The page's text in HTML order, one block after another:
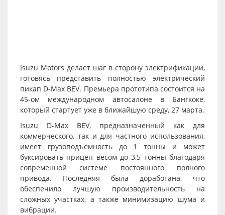
Isuzu Motors делает шаг в сторону электрификации,
готовясь представить полностью электрический
пикап D-Max BEV. Премьера прототипа состоится на
45-ом международном автосалоне в Бангкоке,
который стартует уже в ближайшую среду, 27 марта.
Isuzu D-Max BEV, предназначенный как для
коммерческого, так и для частного использования,
имеет грузоподъемность до 1 тонны и может
буксировать прицеп весом до 3,5 тонны благодаря
современной системе постоянного полного
привода. Последняя была доработана, что
обеспечило лучшую производительность на
сложных участках, а также минимизацию шума и
вибрации.